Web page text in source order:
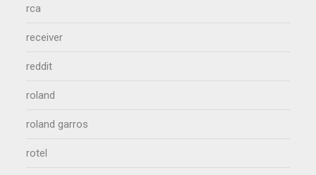
rca
receiver
reddit
roland
roland garros
rotel